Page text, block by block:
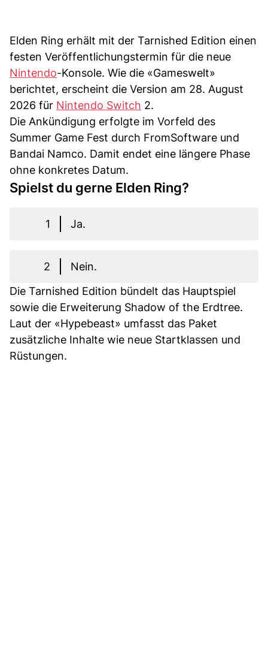
Elden Ring erhält mit der Tarnished Edition einen
festen Veröffentlichungstermin für die neue
Nintendo-Konsole. Wie die «Gameswelt»
berichtet, erscheint die Version am 28. August
2026 für Nintendo Switch 2.
Die Ankündigung erfolgte im Vorfeld des
Summer Game Fest durch FromSoftware und
Bandai Namco. Damit endet eine längere Phase
ohne konkretes Datum.
Spielst du gerne Elden Ring?
1 Ja.
2
Nein.
Die Tarnished Edition bündelt das Hauptspiel
sowie die Erweiterung Shadow of the Erdtree.
Laut der «Hypebeast» umfasst das Paket
zusätzliche Inhalte wie neue Startklassen und
Rüstungen.